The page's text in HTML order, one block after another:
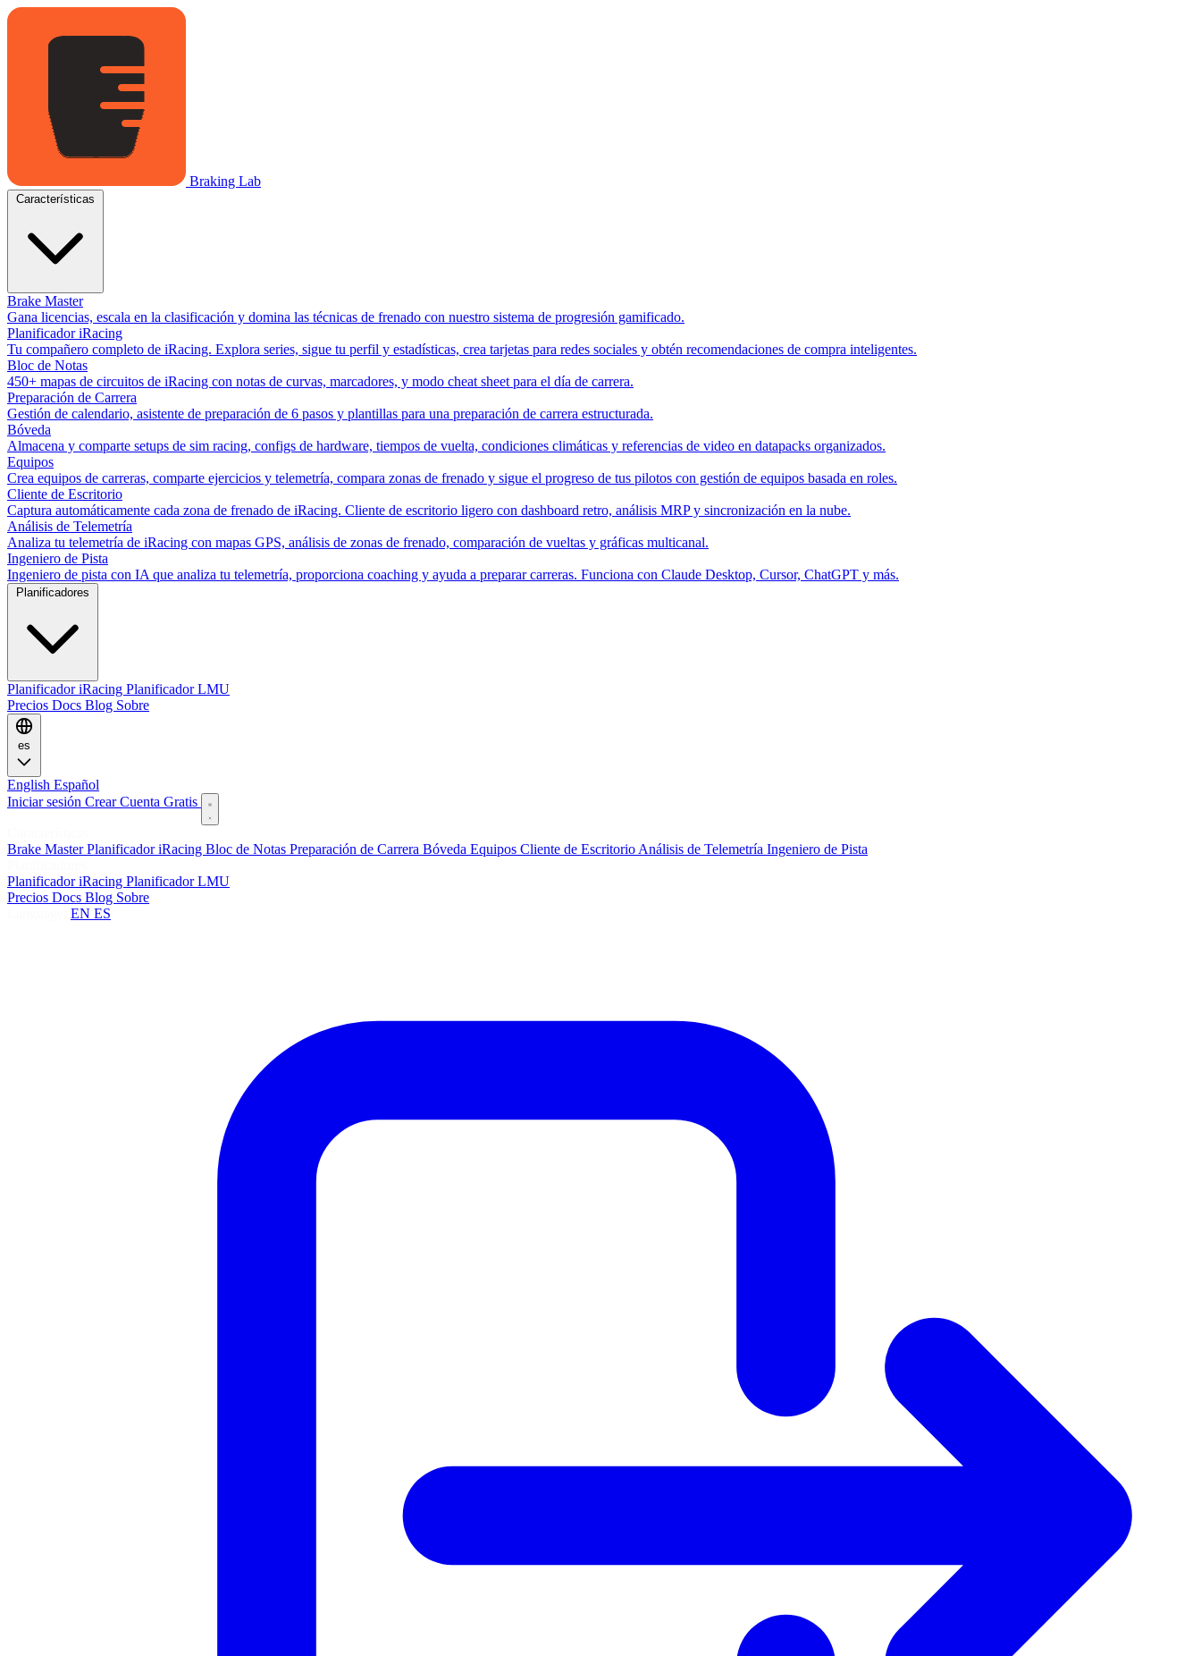
Braking Lab
Brake Master
Gana licencias, escala en la clasificación y domina las técnicas de frenado con nuestro sistema de progresión gamificado.
Planificador iRacing
Tu compañero completo de iRacing. Explora series, sigue tu perfil y estadísticas, crea tarjetas para redes sociales y obtén recomendaciones de compra inteligentes.
Bloc de Notas
450+ mapas de circuitos de iRacing con notas de curvas, marcadores, y modo cheat sheet para el día de carrera.
Preparación de Carrera
Gestión de calendario, asistente de preparación de 6 pasos y plantillas para una preparación de carrera estructurada.
Bóveda
Almacena y comparte setups de sim racing, configs de hardware, tiempos de vuelta, condiciones climáticas y referencias de video en datapacks organizados.
Equipos
Crea equipos de carreras, comparte ejercicios y telemetría, compara zonas de frenado y sigue el progreso de tus pilotos con gestión de equipos basada en roles.
Cliente de Escritorio
Captura automáticamente cada zona de frenado de iRacing. Cliente de escritorio ligero con dashboard retro, análisis MRP y sincronización en la nube.
Análisis de Telemetría
Analiza tu telemetría de iRacing con mapas GPS, análisis de zonas de frenado, comparación de vueltas y gráficas multicanal.
Ingeniero de Pista
Ingeniero de pista con IA que analiza tu telemetría, proporciona coaching y ayuda a preparar carreras. Funciona con Claude Desktop, Cursor, ChatGPT y más.
Planificador iRacing Planificador LMU
Precios Docs Blog Sobre
es
English Español
Iniciar sesión Crear Cuenta Gratis
Brake MasterPlanificador iRacing Bloc de Notas Preparación de Carrera Bóveda Equipos Cliente de Escritorio Análisis de Telemetría Ingeniero de Pista
Planificador iRacing Planificador LMU
Precios Docs Blog Sobre
EN ES